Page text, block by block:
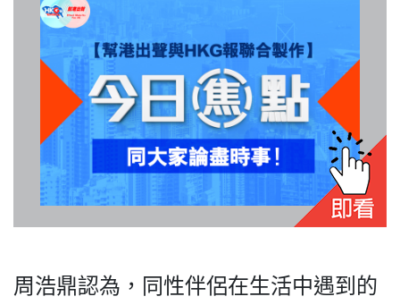
登記支持
聯絡我們
周浩鼎認為，同性伴侶在生活中遇到的